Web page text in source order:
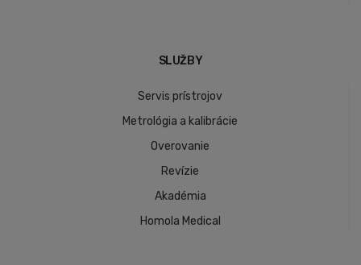
SLUŽBY
Servis prístrojov
Metrológia a kalibrácie
Overovanie
Revízie
Akadémia
Homola Medical